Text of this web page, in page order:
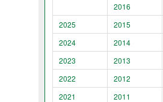
2016
2025
2015
2024
2014
2023
2013
2022
2012
2021
2011